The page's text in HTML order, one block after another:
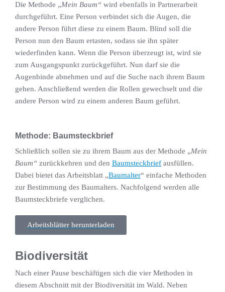
Die Methode „Mein Baum“ wird ebenfalls in Partnerarbeit
durchgeführt. Eine Person verbindet sich die Augen, die
andere Person führt diese zu einem Baum. Blind soll die
Person nun den Baum ertasten, sodass sie ihn später
wiederfinden kann. Wenn die Person überzeugt ist, wird sie
zum Ausgangspunkt zurückgeführt. Nun darf sie die
Augenbinde abnehmen und auf die Suche nach ihrem Baum
gehen. Anschließend werden die Rollen gewechselt und die
andere Person wird zu einem anderen Baum geführt.
Methode: Baumsteckbrief
Schließlich sollen sie zu ihrem Baum aus der Methode „Mein
Baum“ zurückkehren und den Baumsteckbrief ausfüllen.
Dabei bietet das Arbeitsblatt „Baumalter“ einfache Methoden
zur Bestimmung des Baumalters. Nachfolgend werden alle
Baumsteckbriefe verglichen.
Arbeitsblätter herunterladen
Biodiversität
Nach einer Pause beschäftigen sich die vier Methoden in
diesem Abschnitt mit der Biodiversität im Wald. Neben